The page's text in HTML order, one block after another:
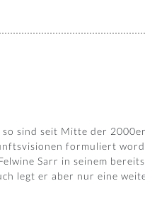
sind seit Mitte der
formuliert
Sarr in seinem
legt er aber nur eine